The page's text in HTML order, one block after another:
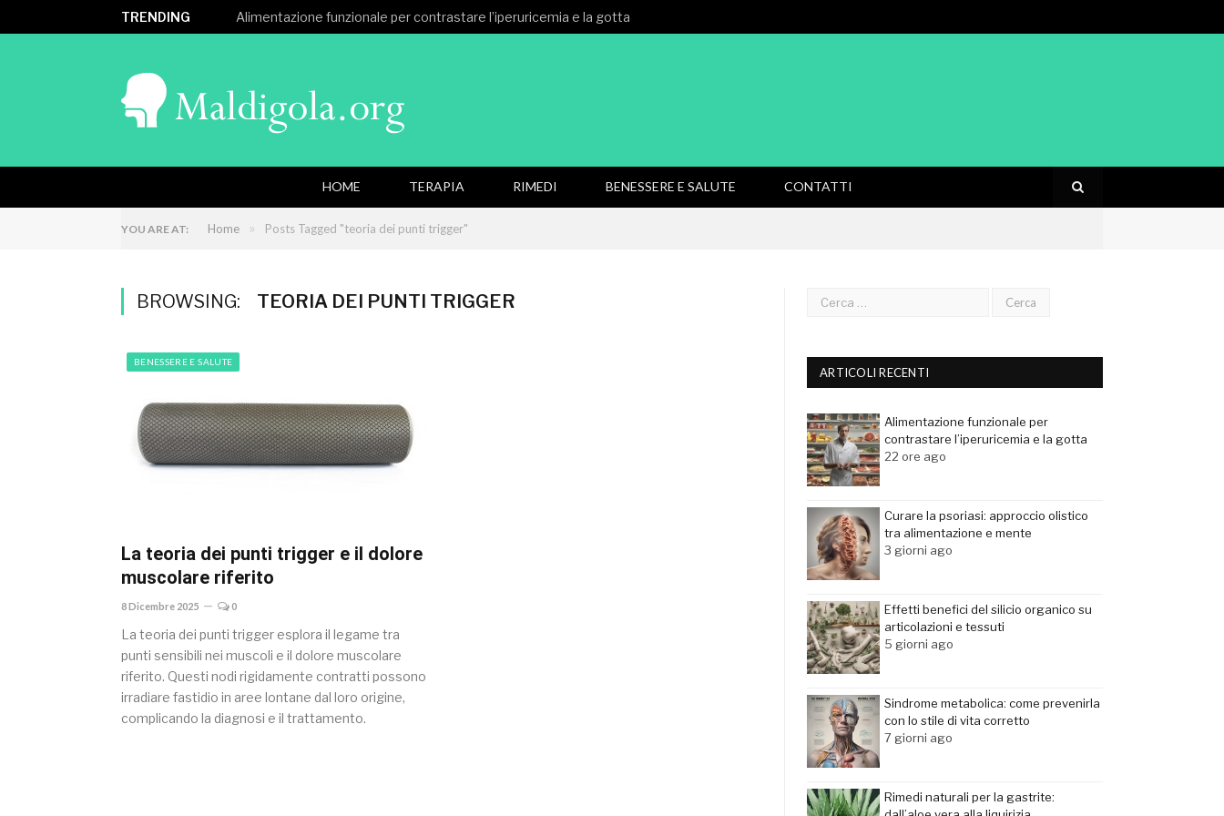
TRENDING Alimentazione funzionale per contrastare l’iperuricemia e la gotta
HOME TERAPIA RIMEDI BENESSERE E SALUTE CONTATTI
YOU ARE AT: Home » Posts Tagged "teoria dei punti trigger"
BROWSING: TEORIA DEI PUNTI TRIGGER
BENESSERE E SALUTE
La teoria dei punti trigger e il dolore
muscolare riferito
8 Dicembre 2025 0
La teoria dei punti trigger esplora il legame tra
punti sensibili nei muscoli e il dolore muscolare
riferito. Questi nodi rigidamente contratti possono
irradiare fastidio in aree lontane dal loro origine,
complicando la diagnosi e il trattamento.
ARTICOLI RECENTI
Alimentazione funzionale per
contrastare l’iperuricemia e la gotta
22 ore ago
Curare la psoriasi: approccio olistico
tra alimentazione e mente
3 giorni ago
Effetti benefici del silicio organico su
articolazioni e tessuti
5 giorni ago
Sindrome metabolica: come prevenirla
con lo stile di vita corretto
7 giorni ago
Rimedi naturali per la gastrite: